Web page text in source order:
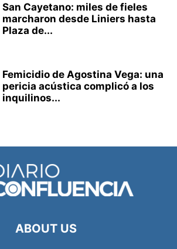
San Cayetano: miles de fieles
marcharon desde Liniers hasta
Plaza de...
Femicidio de Agostina Vega: una
pericia acústica complicó a los
inquilinos...
ABOUT US